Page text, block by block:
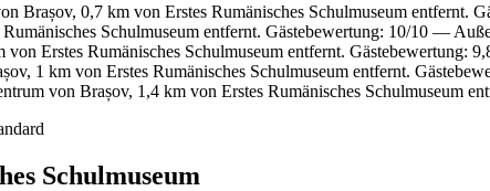
Brașov, 0,7 km von Erstes Rumänisches Schulmuseum entfernt.
Schulmuseum entfernt. Gästebewertung: 10/10 —
Erstes Rumänisches Schulmuseum entfernt. Gästebewertung:
1 km von Erstes Rumänisches Schulmuseum entfernt.
von Brașov, 1,4 km von Erstes Rumänisches Schulmuseum
Schulmuseum